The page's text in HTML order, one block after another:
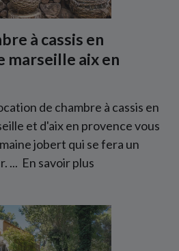
à cassis en
marseille aix en
de chambre à cassis en
et d'aix en provence vous
jobert qui se fera un
... En savoir plus